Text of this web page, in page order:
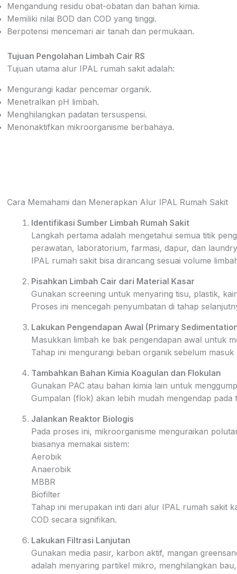
Mengandung residu obat-obatan dan bahan kimia.
Memiliki nilai BOD dan COD yang tinggi.
Berpotensi mencemari air tanah dan permukaan.
Tujuan Pengolahan Limbah Cair RS
Tujuan utama alur IPAL rumah sakit adalah:
Mengurangi kadar pencemar organik.
Menetralkan pH limbah.
Menghilangkan padatan tersuspensi.
Menonaktifkan mikroorganisme berbahaya.
Cara Memahami dan Menerapkan Alur IPAL Rumah Sakit
Identifikasi Sumber Limbah Rumah Sakit
Langkah pertama adalah mengetahui semua titik
perawatan, laboratorium, farmasi, dapur, dan
IPAL rumah sakit bisa dirancang sesuai volume
Pisahkan Limbah Cair dari Material Kasar
Gunakan screening untuk menyaring tisu, plastik,
Proses ini mencegah penyumbatan di tahap
Lakukan Pengendapan Awal (Primary
Masukkan limbah ke bak pengendapan awal untuk
Tahap ini mengurangi beban organik sebelum
Tambahkan Bahan Kimia Koagulan dan Flokulan
Gunakan PAC atau bahan kimia lain untuk
Gumpalan (flok) akan lebih mudah mengendap pada
Jalankan Reaktor Biologis
Pada proses ini, mikroorganisme menguraikan
biasanya memakai sistem:
Aerobik
Anaerobik
MBBR
Biofilter
Tahap ini merupakan inti dari alur IPAL rumah sakit
COD secara signifikan.
Lakukan Filtrasi Lanjutan
Gunakan media pasir, karbon aktif, mangan
adalah menyaring partikel mikro, menghilangkan